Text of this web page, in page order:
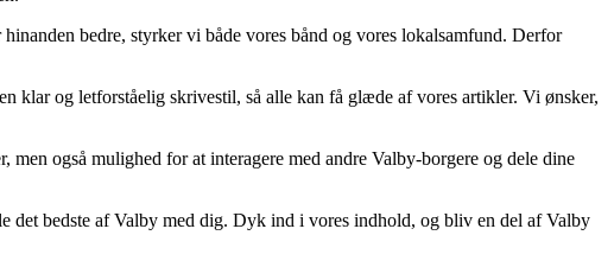
bedre, styrker vi både vores bånd og vores lokalsamfund. Derfor
klar og letforståelig skrivestil, så alle kan få glæde af vores artikler. Vi ønsker,
også mulighed for at interagere med andre Valby-borgere og dele dine
det bedste af Valby med dig. Dyk ind i vores indhold, og bliv en del af Valby